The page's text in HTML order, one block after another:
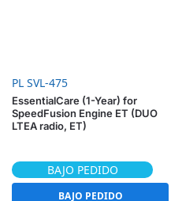
PL SVL-475
EssentialCare (1-Year) for
SpeedFusion Engine ET (DUO
LTEA radio, ET)
BAJO PEDIDO
BAJO PEDIDO